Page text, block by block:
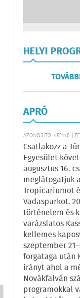
HELYI
APRÓ
AZONOSÍTÓ: 452110 |
Csatlakozz a
Egyesület
augusztus 16.
meglátogatjuk
Tropicariumot
Vadasparkot.
történelem és
varázslatos
kellemes
szeptember
forgataga után
irányt ahol a
Novákfalván
programokkal